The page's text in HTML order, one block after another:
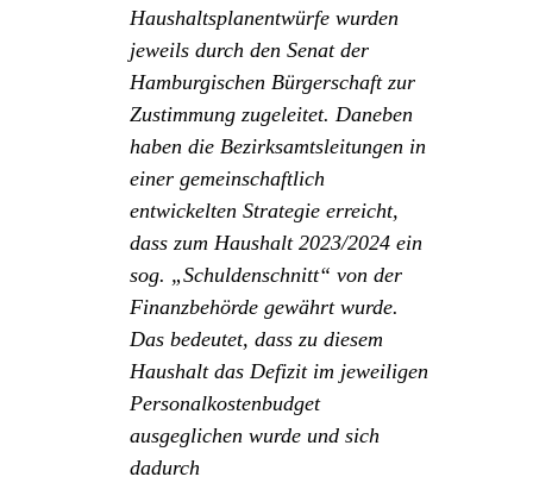
Haushaltsplanentwürfe wurden
jeweils durch den Senat der
Hamburgischen Bürgerschaft zur
Zustimmung zugeleitet. Daneben
haben die Bezirksamtsleitungen in
einer gemeinschaftlich
entwickelten Strategie erreicht,
dass zum Haushalt 2023/2024 ein
sog. „Schuldenschnitt“ von der
Finanzbehörde gewährt wurde.
Das bedeutet, dass zu diesem
Haushalt das Defizit im jeweiligen
Personalkostenbudget
ausgeglichen wurde und sich
dadurch